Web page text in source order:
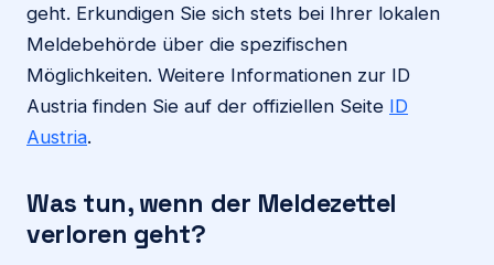
geht. Erkundigen Sie sich stets bei Ihrer lokalen
Meldebehörde über die spezifischen
Möglichkeiten. Weitere Informationen zur ID
Austria finden Sie auf der offiziellen Seite ID
Austria.
Was tun, wenn der Meldezettel
verloren geht?